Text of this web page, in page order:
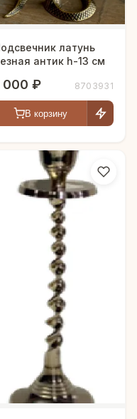
латунь
антик h-13 см
000 ₽ 8703931
В корзину